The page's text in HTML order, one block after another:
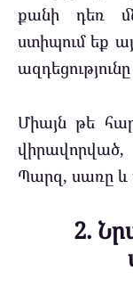
քանի դեռ
ստիպում եք
ազդեցությունը
Միայն թե
Պարզ, սառը և
2.